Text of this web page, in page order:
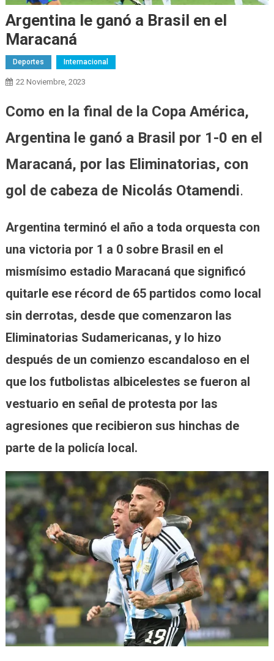
Argentina le ganó a Brasil en el
Maracaná
Deportes Internacional
22 Noviembre, 2023
Como en la final de la Copa América,
Argentina le ganó a Brasil por 1-0 en el
Maracaná, por las Eliminatorias, con
gol de cabeza de Nicolás Otamendi.
Argentina terminó el año a toda orquesta con
una victoria por 1 a 0 sobre Brasil en el
mismísimo estadio Maracaná que significó
quitarle ese récord de 65 partidos como local
sin derrotas, desde que comenzaron las
Eliminatorias Sudamericanas, y lo hizo
después de un comienzo escandaloso en el
que los futbolistas albicelestes se fueron al
vestuario en señal de protesta por las
agresiones que recibieron sus hinchas de
parte de la policía local.